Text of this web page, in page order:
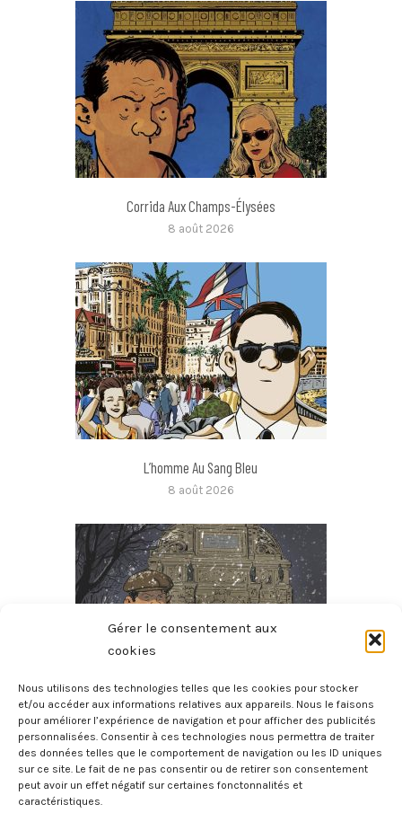
Gérer le consentement aux
cookies
Nous utilisons des technologies telles que les cookies pour stocker
et/ou accéder aux informations relatives aux appareils. Nous le faisons
pour améliorer l’expérience de navigation et pour afficher des publicités
personnalisées. Consentir à ces technologies nous permettra de traiter
des données telles que le comportement de navigation ou les ID uniques
sur ce site. Le fait de ne pas consentir ou de retirer son consentement
peut avoir un effet négatif sur certaines fonctonnalités et
caractéristiques.
Corrida Aux Champs-Élysées
8 août 2026
L’homme Au Sang Bleu
8 août 2026
Micmac Moche Au Boul’Mich
8 août 2026